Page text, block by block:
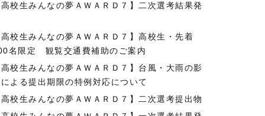
校生みんなの夢ＡＷＡＲＤ７】二次選考結果発
校生みんなの夢ＡＷＡＲＤ７】高校生・先着
名限定 観覧交通費補助のご案内
校生みんなの夢ＡＷＡＲＤ７】台風・大雨の影
よる提出期限の特例対応について
校生みんなの夢ＡＷＡＲＤ７】二次選考提出物